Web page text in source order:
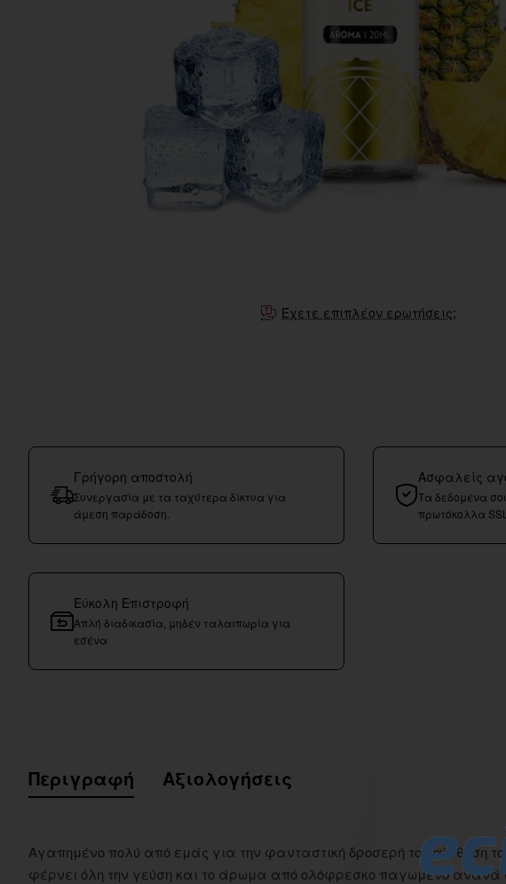
Έχετε επιπλέον ερωτήσεις;
Γρήγορη αποστολή
Συνεργασία με τα ταχύτερα δίκτυα για
άμεση παράδοση.
Ασφαλείς
Τα δεδομένα
πρωτόκολλα SSL.
Εύκολη Επιστροφή
Απλή διαδικασία, μηδέν ταλαιπωρία για
εσένα
Περιγραφή Αξιολογήσεις
Αγαπημένο πολύ από εμάς για την φανταστική δροσερή του αίσθηση το
φέρνει όλη την γεύση και το άρωμα από ολόφρεσκο παγωμένο ανανά